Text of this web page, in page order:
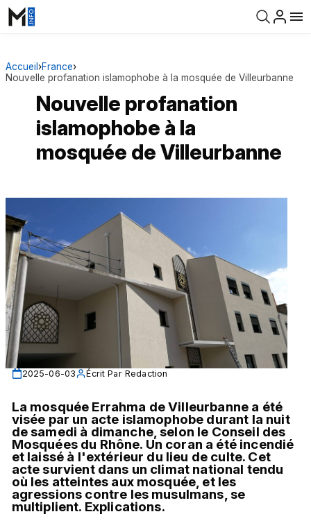
Accueil ›France›
Nouvelle profanation islamophobe à la mosquée de Villeurbanne
Nouvelle profanation
islamophobe à la
mosquée de Villeurbanne
2025-06-03 Écrit Par Redaction
La mosquée Errahma de Villeurbanne a été
visée par un acte islamophobe durant la nuit
de samedi à dimanche, selon le Conseil des
Mosquées du Rhône. Un coran a été incendié
et laissé à l'extérieur du lieu de culte. Cet
acte survient dans un climat national tendu
où les atteintes aux mosquée, et les
agressions contre les musulmans, se
multiplient. Explications.